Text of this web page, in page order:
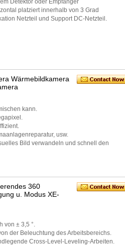
Detektor oder Empfänger
platziert innerhalb von 3 Grad
Netzteil und Support DC-Netzteil.
Wärmebildkamera
kann.
usw.
Bild verwandeln und schnell den
360
u. Modus XE-
von ± 3,5 °.
der Beleuchtung des Arbeitsbereichs.
Cross-Level-Leveling-Arbeiten.